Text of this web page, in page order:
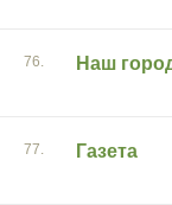
76. Наш
77. Газета